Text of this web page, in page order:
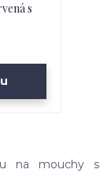
s
na mouchy s